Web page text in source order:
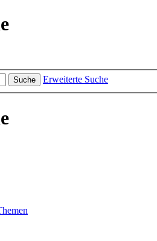
Suche Erweiterte Suche